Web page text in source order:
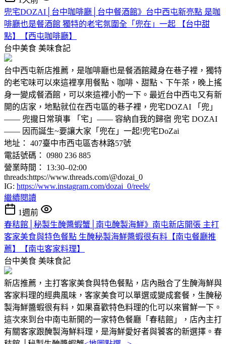
兜宅DOZAI│台中咖啡廳│台中餐酒館》台中西屯新亮點 是咖
啡廳也是餐酒館 獨特的老宅氛圍全「兜在」一起 【台中甜
點】【西屯咖啡廳】
台中美食 美味食記
台中西屯新店推薦，是咖啡廳也是餐酒館藏身在巷子裡，獨特
的老宅味可以來這裡享用餐點、咖啡、甜點、下午茶，晚上搖
身一變成餐酒館，可以來這裡小酌一下。最近台中西屯又有新
開的店家，地點就位在西屯區的巷子裡，兜宅DOZAI 「兜」
—— 兜攏日常瑣事 「宅」—— 容納自我的歸宿 ​​兜宅 DOZAI
—— 因而誕生~要讓大家「兜在」一起!兜宅DoZai
地址： 407臺中市西屯區杏林路57號
電話號碼： 0980 236 885
營業時間： 13:30–02:00
threads:https://www.threads.com/@dozai_0
IG: https://www.instagram.com/dozai_0/reels/
繼續閱讀
1週前
春秸館│秘製生醃醬蝦蟹│南屯醃製海鮮》南屯新店開張 主打
客家美食與特色餐點 生醃秘製海鮮醬蝦很有料【南屯餐廳推
薦】【南屯客家料理】
台中美食 美味食記
新店推薦，主打客家美食與特色餐點，店內融合了生醃海鮮與
客家料理的經典風味，客家美食可以單選或變成套餐，生醃秘
製海鮮醬蝦很有料，如果喜歡特色料理的化可以來嘗鮮一下。
這次來到台中南屯新開的一家特色餐廳「春秸館」，店內主打
有關客家跟醃製海鮮料理，是海鮮愛好者與饕客的新選擇。春